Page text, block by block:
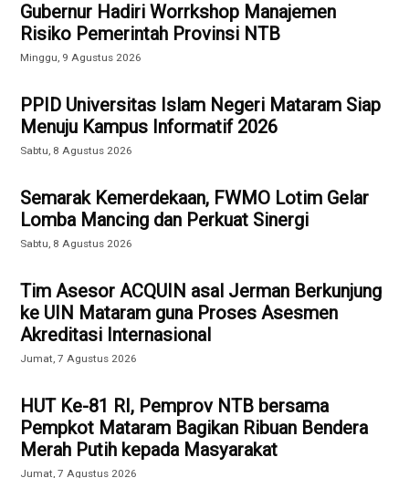
Gubernur Hadiri Worrkshop Manajemen
Risiko Pemerintah Provinsi NTB
Minggu, 9 Agustus 2026
PPID Universitas Islam Negeri Mataram Siap
Menuju Kampus Informatif 2026
Sabtu, 8 Agustus 2026
Semarak Kemerdekaan, FWMO Lotim Gelar
Lomba Mancing dan Perkuat Sinergi
Sabtu, 8 Agustus 2026
Tim Asesor ACQUIN asal Jerman Berkunjung
ke UIN Mataram guna Proses Asesmen
Akreditasi Internasional
Jumat, 7 Agustus 2026
HUT Ke-81 RI, Pemprov NTB bersama
Pempkot Mataram Bagikan Ribuan Bendera
Merah Putih kepada Masyarakat
Jumat, 7 Agustus 2026